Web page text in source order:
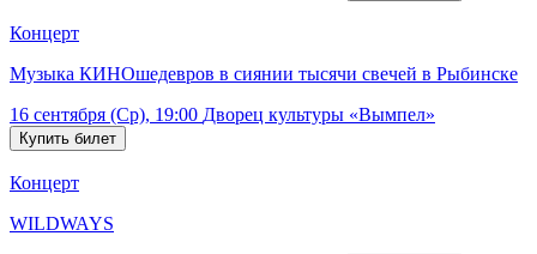
Концерт
Музыка КИНОшедевров в сиянии тысячи свечей в Рыбинске
16 сентября (Ср), 19:00 Дворец культуры «Вымпел»
Концерт
WILDWAYS